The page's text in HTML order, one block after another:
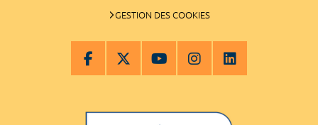
GESTION DES COOKIES